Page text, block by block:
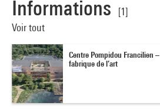
Informations
[1]
Voir tout
Centre Pompidou Francilien –
fabrique de l’art